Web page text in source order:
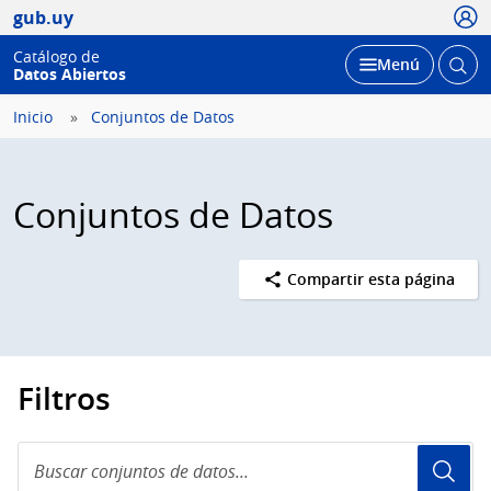
gub.uy
Catálogo de
Datos Abiertos
Desplegar
Menú Abrir
Inicio Conjuntos de Datos
Conjuntos de Datos
Compartir esta página
Filtros
conjuntos